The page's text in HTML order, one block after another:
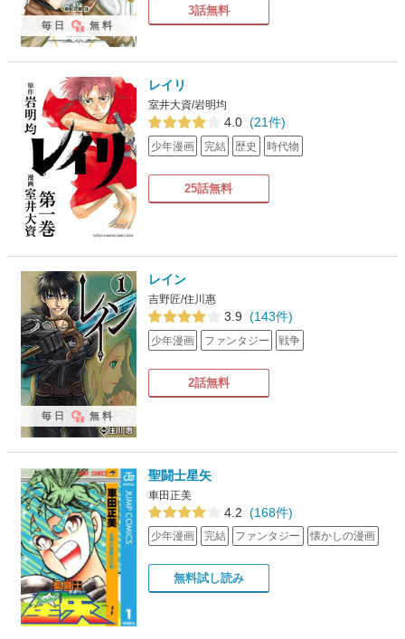
3話無料
毎日 無料
レイリ
室井大資/岩明均
4.0 (21件)
少年漫画 完結 歴史 時代物
25話無料
レイン
吉野匠/住川惠
3.9 (143件)
少年漫画 ファンタジー 戦争
2話無料
毎日 無料
聖闘士星矢
車田正美
4.2 (168件)
少年漫画 完結 ファンタジー 懐かしの漫画
無料試し読み